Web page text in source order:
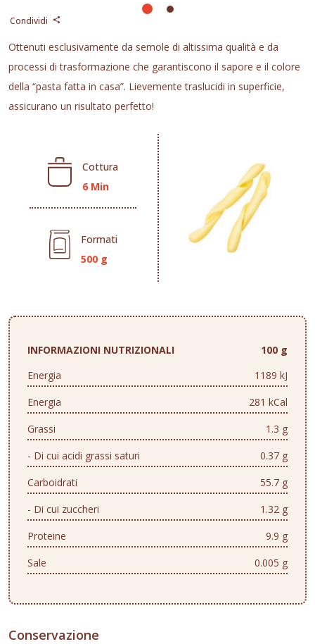
Condividi
Ottenuti esclusivamente da semole di altissima qualità e da
processi di trasformazione che garantiscono il sapore e il colore
della “pasta fatta in casa”. Lievemente traslucidi in superficie,
assicurano un risultato perfetto!
Cottura
6 Min
Formati
500 g
INFORMAZIONI NUTRIZIONALI
100 g
Energia
1189 kJ
Energia
281 kCal
Grassi
1.3 g
- Di cui acidi grassi saturi
0.37 g
Carboidrati
55.7 g
- Di cui zuccheri
1.32 g
Proteine
9.9 g
Sale
0.005 g
Conservazione